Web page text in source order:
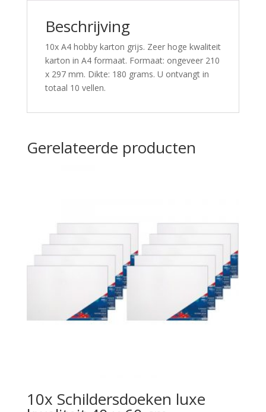
Beschrijving
10x A4 hobby karton grijs. Zeer hoge kwaliteit
karton in A4 formaat. Formaat: ongeveer 210
x 297 mm. Dikte: 180 grams. U ontvangt in
totaal 10 vellen.
Gerelateerde producten
10x Schildersdoeken luxe